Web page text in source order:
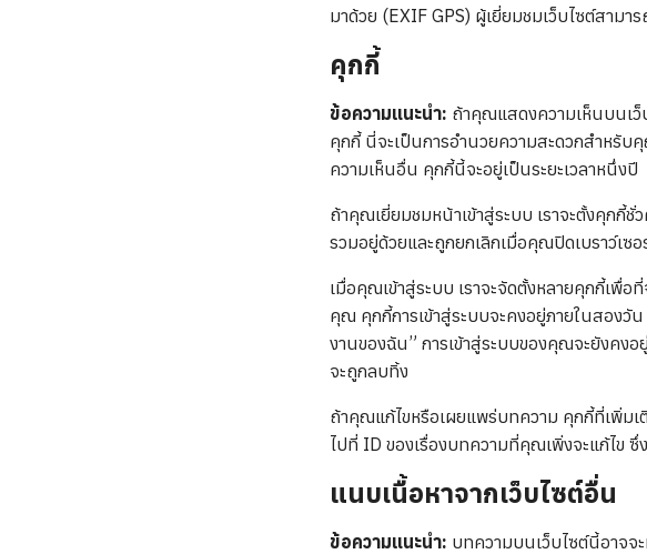
มาด้วย (EXIF GPS) ผู้เยี่ยมชมเว็บไซต์สาม
คุกกี้
ข้อความแนะนำ: ถ้าคุณแสดงความเห็นบนเว็
คุกกี้ นี่จะเป็นการอำนวยความสะดวกสำหรั
ความเห็นอื่น คุกกี้นี้จะอยู่เป็นระยะเวลาหนึ่งปี
ถ้าคุณเยี่ยมชมหน้าเข้าสู่ระบบ เราจะตั้งคุกกี้
รวมอยู่ด้วยและถูกยกเลิกเมื่อคุณปิดเบราว์เซ
เมื่อคุณเข้าสู่ระบบ เราจะจัดตั้งหลายคุกกี้เพื่
คุณ คุกกี้การเข้าสู่ระบบจะคงอยู่ภายในสองวั
งานของฉัน” การเข้าสู่ระบบของคุณจะยังคง
จะถูกลบทิ้ง
ถ้าคุณแก้ไขหรือเผยแพร่บทความ คุกกี้ที่เพิ่ม
ไปที่ ID ของเรื่องบทความที่คุณเพิ่งจะแก้ไข ซึ่
แนบเนื้อหาจากเว็บไซต์อื่น
ข้อความแนะนำ: บทความบนเว็บไซต์นี้อาจจ